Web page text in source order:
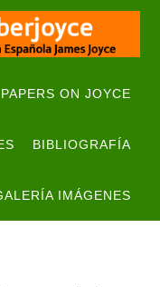
PAPERS ON JOYCE
BIBLIOGRAFÍA
IMÁGENES